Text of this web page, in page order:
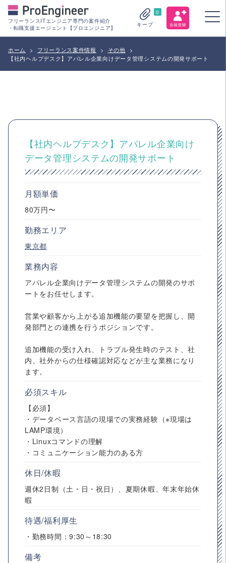
フリーランスITエンジニア専門の案件紹介
・転職支援エージェント【プロエンジニア】
0
キープ
ホーム > フリーランス案件情報 > その他
>
【社内ヘルプデスク】アパレル企業向けデータ管理システムの開発サポート
【社内ヘルプデスク】アパレル企業向け
データ管理システムの開発サポート
月額単価
80万円〜
勤務エリア
東京都
業務内容
アパレル企業向けデータ管理システムの開発のサポ
ートをお任せします。
営業や顧客から上がる追加機能の要望を把握し、開
発部門との連携を行うポジションです。
追加機能の受け入れ、トラブル発生時のテスト、社
内、社外からの仕様確認対応などが主な業務になり
ます。
必須スキル
【必須】
・データベース言語の現場での実務経験（※現場は
LAMP環境）
・Linuxコマンドの理解
・コミュニケーション能力のある方
休日/休暇
週休2日制（土・日・祝日）、夏期休暇、年末年始休
暇
待遇/福利厚生
・勤務時間：9:30～18:30
備考